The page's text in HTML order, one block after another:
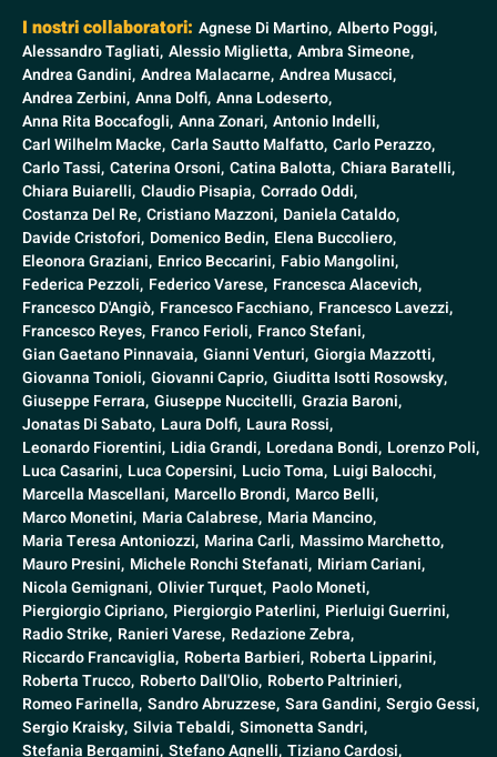
I nostri collaboratori: Agnese Di Martino, Alberto Poggi,
Alessandro Tagliati, Alessio Miglietta, Ambra Simeone,
Andrea Gandini, Andrea Malacarne, Andrea Musacci,
Andrea Zerbini, Anna Dolfi, Anna Lodeserto,
Anna Rita Boccafogli, Anna Zonari, Antonio Indelli,
Carl Wilhelm Macke, Carla Sautto Malfatto, Carlo Perazzo,
Carlo Tassi, Caterina Orsoni, Catina Balotta, Chiara Baratelli,
Chiara Buiarelli, Claudio Pisapia, Corrado Oddi,
Costanza Del Re, Cristiano Mazzoni, Daniela Cataldo,
Davide Cristofori, Domenico Bedin, Elena Buccoliero,
Eleonora Graziani, Enrico Beccarini, Fabio Mangolini,
Federica Pezzoli, Federico Varese, Francesca Alacevich,
Francesco D'Angiò, Francesco Facchiano, Francesco Lavezzi,
Francesco Reyes, Franco Ferioli, Franco Stefani,
Gian Gaetano Pinnavaia, Gianni Venturi, Giorgia Mazzotti,
Giovanna Tonioli, Giovanni Caprio, Giuditta Isotti Rosowsky,
Giuseppe Ferrara, Giuseppe Nuccitelli, Grazia Baroni,
Jonatas Di Sabato, Laura Dolfi, Laura Rossi,
Leonardo Fiorentini, Lidia Grandi, Loredana Bondi, Lorenzo Poli,
Luca Casarini, Luca Copersini, Lucio Toma, Luigi Balocchi,
Marcella Mascellani, Marcello Brondi, Marco Belli,
Marco Monetini, Maria Calabrese, Maria Mancino,
Maria Teresa Antoniozzi, Marina Carli, Massimo Marchetto,
Mauro Presini, Michele Ronchi Stefanati, Miriam Cariani,
Nicola Gemignani, Olivier Turquet, Paolo Moneti,
Piergiorgio Cipriano, Piergiorgio Paterlini, Pierluigi Guerrini,
Radio Strike, Ranieri Varese, Redazione Zebra,
Riccardo Francaviglia, Roberta Barbieri, Roberta Lipparini,
Roberta Trucco, Roberto Dall'Olio, Roberto Paltrinieri,
Romeo Farinella, Sandro Abruzzese, Sara Gandini, Sergio Gessi,
Sergio Kraisky, Silvia Tebaldi, Simonetta Sandri,
Stefania Bergamini, Stefano Agnelli, Tiziano Cardosi,